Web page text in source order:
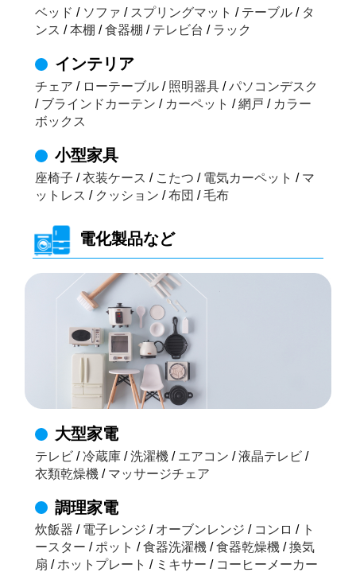
ベッド / ソファ / スプリングマット / テーブル/ タ
ンス /本棚 /食器棚 / テレビ台 / ラック
インテリア
チェア / ローテーブル/ 照明器具/パソコンデスク
/ ブラインドカーテン / カーペット /網戸 / カラー
ボックス
小型家具
座椅子 /衣装ケース / こたつ / 電気カーペット / マ
ットレス / クッション /布団 /毛布
電化製品など
大型家電
テレビ/冷蔵庫/洗濯機/ エアコン /液晶テレビ/
衣類乾燥機/ マッサージチェア
調理家電
炊飯器 / 電子レンジ / オーブンレンジ / コンロ / ト
ースター / ポット /食器洗濯機/食器乾燥機/換気
扇 / ホットプレート / ミキサー / コーヒーメーカー